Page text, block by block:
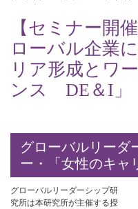
【セミナー開
ローバル企業
リア形成とワ
ンス DE＆I」
グローバルリーダ
ー・「女性のキャ
グローバルリーダーシップ研
究所は本研究所が主催する授